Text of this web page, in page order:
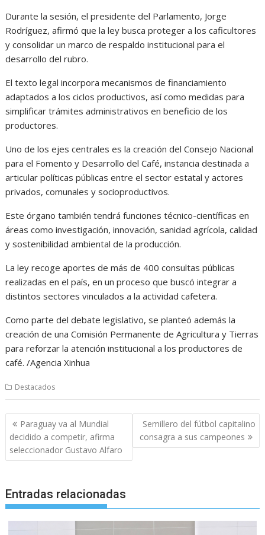
Durante la sesión, el presidente del Parlamento, Jorge
Rodríguez, afirmó que la ley busca proteger a los caficultores
y consolidar un marco de respaldo institucional para el
desarrollo del rubro.
El texto legal incorpora mecanismos de financiamiento
adaptados a los ciclos productivos, así como medidas para
simplificar trámites administrativos en beneficio de los
productores.
Uno de los ejes centrales es la creación del Consejo Nacional
para el Fomento y Desarrollo del Café, instancia destinada a
articular políticas públicas entre el sector estatal y actores
privados, comunales y socioproductivos.
Este órgano también tendrá funciones técnico-científicas en
áreas como investigación, innovación, sanidad agrícola, calidad
y sostenibilidad ambiental de la producción.
La ley recoge aportes de más de 400 consultas públicas
realizadas en el país, en un proceso que buscó integrar a
distintos sectores vinculados a la actividad cafetera.
Como parte del debate legislativo, se planteó además la
creación de una Comisión Permanente de Agricultura y Tierras
para reforzar la atención institucional a los productores de
café. /Agencia Xinhua
Destacados
Navegación
de
entradas
Paraguay va al Mundial
decidido a competir, afirma
seleccionador Gustavo Alfaro
Semillero del fútbol capitalino
consagra a sus campeones
Entradas relacionadas